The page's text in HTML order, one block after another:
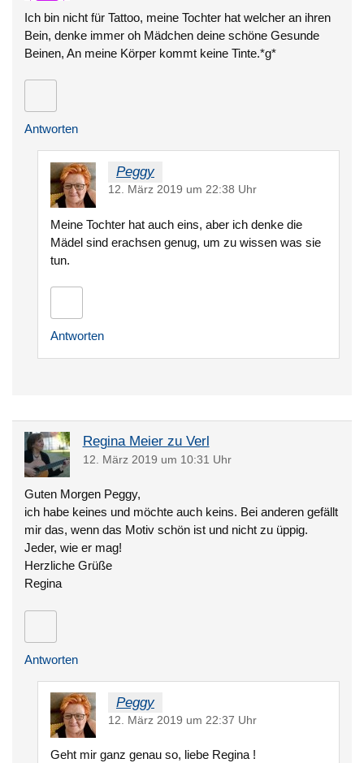
Ich bin nicht für Tattoo, meine Tochter hat welcher an ihren
Bein, denke immer oh Mädchen deine schöne Gesunde
Beinen, An meine Körper kommt keine Tinte.*g*
Antworten
Peggy
12. März 2019 um 22:38 Uhr
Meine Tochter hat auch eins, aber ich denke die
Mädel sind erachsen genug, um zu wissen was sie
tun.
Antworten
Regina Meier zu Verl
12. März 2019 um 10:31 Uhr
Guten Morgen Peggy,
ich habe keines und möchte auch keins. Bei anderen gefällt
mir das, wenn das Motiv schön ist und nicht zu üppig.
Jeder, wie er mag!
Herzliche Grüße
Regina
Antworten
Peggy
12. März 2019 um 22:37 Uhr
Geht mir ganz genau so, liebe Regina !